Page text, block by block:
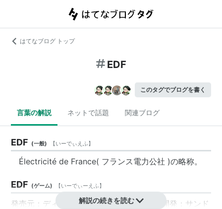
はてなブログ トップ
EDF
このタグでブログを書く
言葉の解説 ネットで話題 関連ブログ
EDF (一般) 【いーでぃえふ】
Électricité de France( フランス電力公社 )の略称。
EDF (ゲーム) 【いーでぃーえふ】
発売元：ディースリー・パブリッシャー、開発：サンド
解説の続きを読む